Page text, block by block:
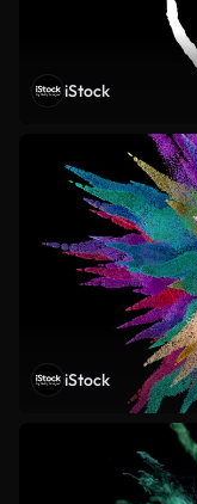
iStock
iStock